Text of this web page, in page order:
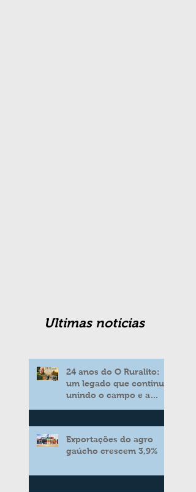
Ultimas noticias
24 anos do O Ruralito:
um legado que continua
unindo o campo e a
Exportações do agro
gaúcho crescem 3,9%